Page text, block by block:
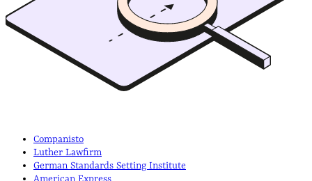
Companisto
Luther Lawfirm
German Standards Setting Institute